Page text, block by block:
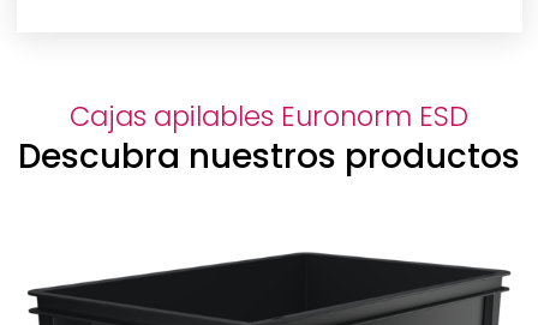
Cajas apilables Euronorm ESD
Descubra nuestros productos